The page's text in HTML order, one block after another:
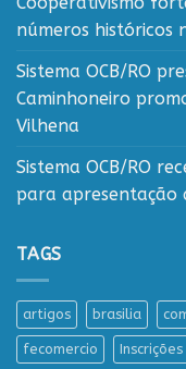
números históricos
Sistema OCB/RO
Caminhoneiro
Vilhena
Sistema OCB/RO
para apresentação
TAGS
artigos brasilia
fecomercio Inscrições